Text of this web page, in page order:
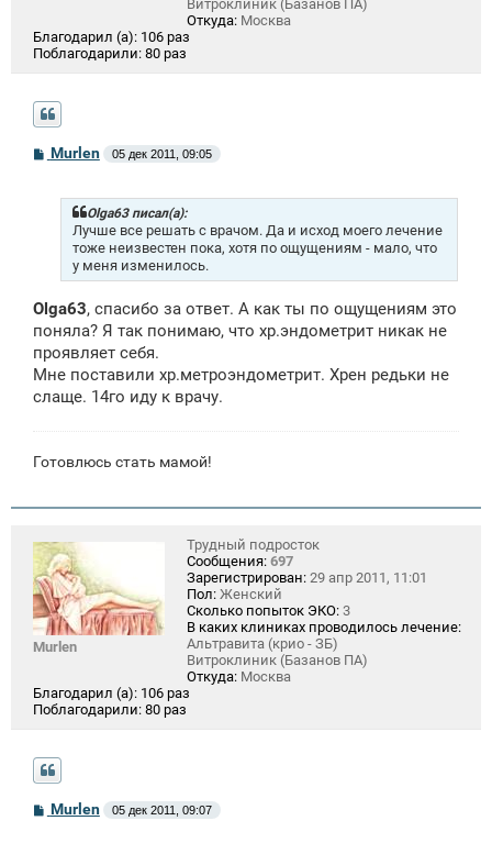
Витроклиник (Базанов ПА)
Откуда: Москва
Благодарил (а): 106 раз
Поблагодарили: 80 раз
С
о
Murlen 05 дек 2011, 09:05
Olga63 писал(а):
Лучше все решать с врачом. Да и исход моего лечение
тоже неизвестен пока, хотя по ощущениям - мало, что
у меня изменилось.
Olga63, спасибо за ответ. А как ты по ощущениям это
поняла? Я так понимаю, что хр.эндометрит никак не
проявляет себя.
Мне поставили хр.метроэндометрит. Хрен редьки не
слаще. 14го иду к врачу.
Готовлюсь стать мамой!
Murlen
Трудный подросток
Сообщения: 697
Зарегистрирован: 29 апр 2011, 11:01
Пол: Женский
Сколько попыток ЭКО: 3
В каких клиниках проводилось лечение:
Альтравита (крио - ЗБ)
Витроклиник (Базанов ПА)
Откуда: Москва
Благодарил (а): 106 раз
Поблагодарили: 80 раз
СMurlen 05 дек 2011, 09:07